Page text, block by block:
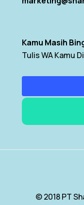
Kamu Masih
Tulis WA Kamu
© 2018 PT